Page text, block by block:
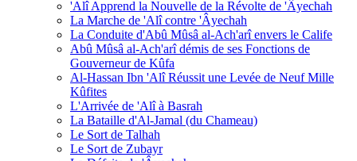
'Alî Apprend la Nouvelle de la Révolte de 'Âyechah
La Marche de 'Alî contre 'Âyechah
La Conduite d'Abû Mûsâ al-Ach'arî envers le Calife
Abû Mûsâ al-Ach'arî démis de ses Fonctions de
Gouverneur de Kûfa
Al-Hassan Ibn 'Alî Réussit une Levée de Neuf Mille
Kûfites
L'Arrivée de 'Alî à Basrah
La Bataille d'Al-Jamal (du Chameau)
Le Sort de Talhah
Le Sort de Zubayr